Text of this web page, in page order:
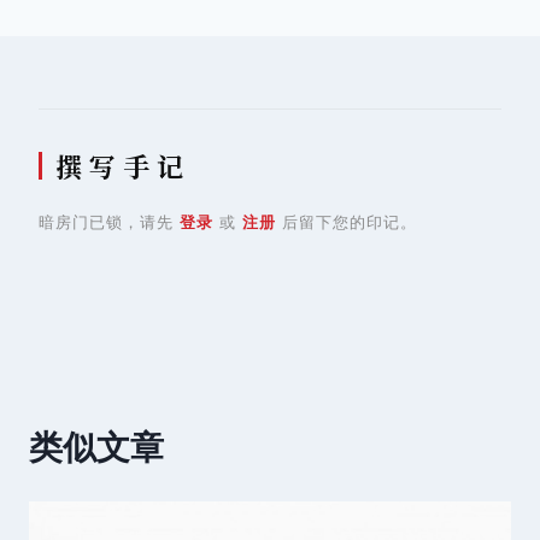
撰 写 手 记
暗房门已锁，请先 登录 或 注册 后留下您的印记。
类似文章